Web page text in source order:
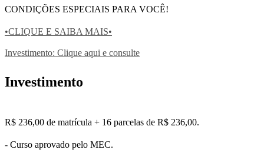
CONDIÇÕES ESPECIAIS PARA VOCÊ!
•CLIQUE E SAIBA MAIS•
Investimento: Clique aqui e consulte
Investimento
R$ 236,00 de matrícula + 16 parcelas de R$ 236,00.
- Curso aprovado pelo MEC.